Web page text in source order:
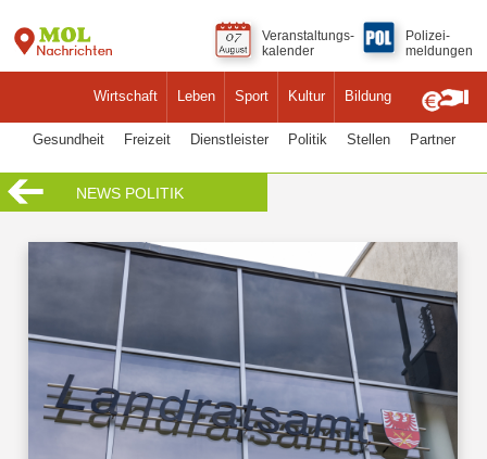
Wirtschaft Leben Sport Kultur Bildung
Veranstaltungs-
kalender
Polizei-
meldungen
Gesundheit Freizeit Dienstleister Politik Stellen Partner
NEWS POLITIK